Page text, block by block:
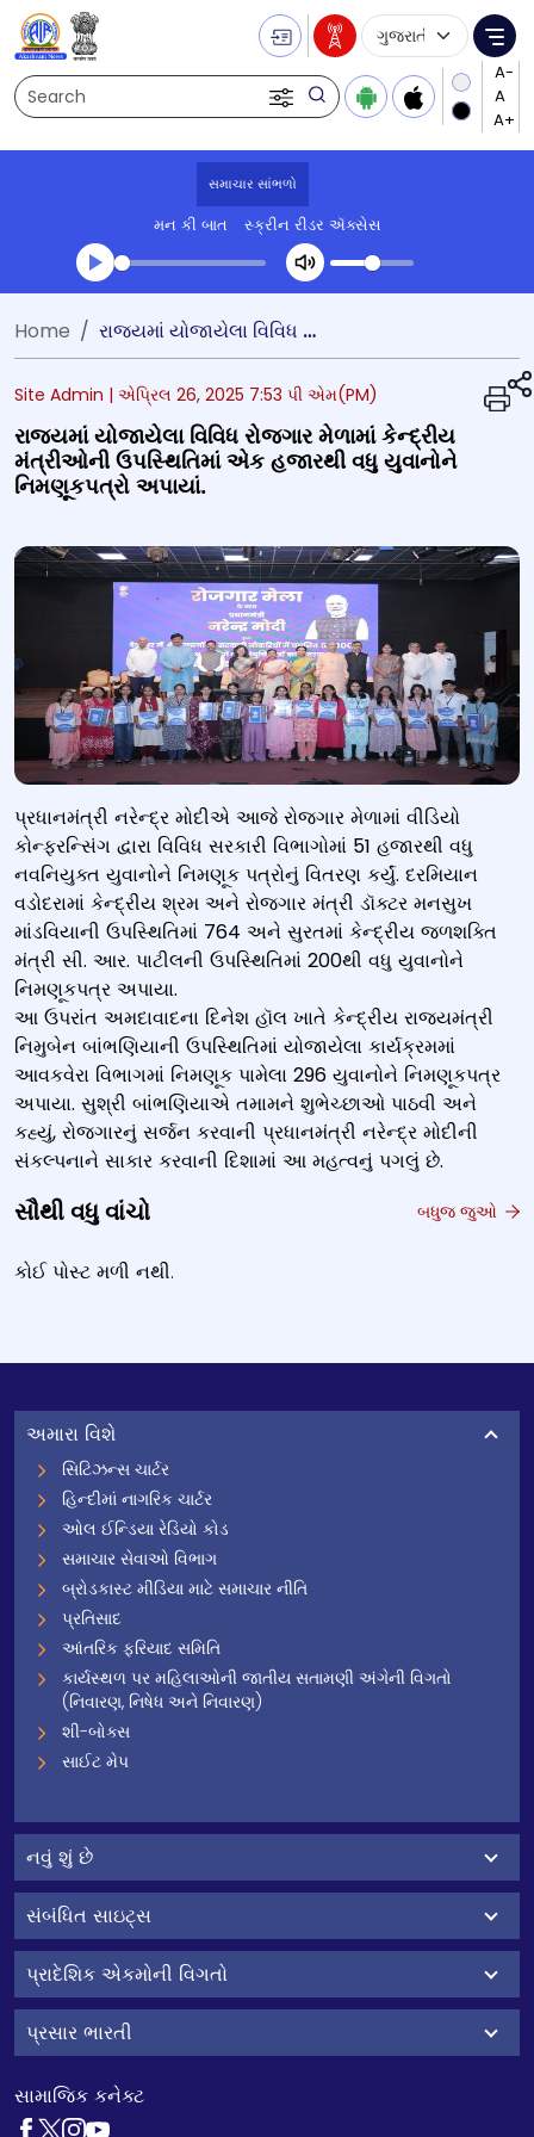
Search
Language
સમાચાર સાંભળો
મન કી બાત સ્ક્રીન રીડર ઍક્સેસ
Transcript summary
પ્લે ઓડિયો
Home રાજ્યમાં યોજાયેલા વિવિધ રોજગાર મેળામાં કેન્દ્રીય મંત્રીઓની ઉપસ્થિતિમાં એક હજારથી વધુ યુવાનોને નિમણૂકપત્રો અપાયાં.
Site Admin | એપ્રિલ 26, 2025 7:53 પી એમ(PM)
રાજ્યમાં યોજાયેલા વિવિધ રોજગાર મેળામાં કેન્દ્રીય
મંત્રીઓની ઉપસ્થિતિમાં એક હજારથી વધુ યુવાનોને
નિમણૂકપત્રો અપાયાં.
પ્રધાનમંત્રી નરેન્દ્ર મોદીએ આજે રોજગાર મેળામાં વીડિયો
કોન્ફરન્સિંગ દ્વારા વિવિધ સરકારી વિભાગોમાં 51 હજારથી વધુ
નવનિયુક્ત યુવાનોને નિમણૂક પત્રોનું વિતરણ કર્યું. દરમિયાન
વડોદરામાં કેન્દ્રીય શ્રમ અને રોજગાર મંત્રી ડૉક્ટર મનસુખ
માંડવિયાની ઉપસ્થિતિમાં 764 અને સુરતમાં કેન્દ્રીય જળશક્તિ
મંત્રી સી. આર. પાટીલની ઉપસ્થિતિમાં 200થી વધુ યુવાનોને
નિમણૂકપત્ર અપાયા.
આ ઉપરાંત અમદાવાદના દિનેશ હૉલ ખાતે કેન્દ્રીય રાજ્યમંત્રી
નિમુબેન બાંભણિયાની ઉપસ્થિતિમાં યોજાયેલા કાર્યક્રમમાં
આવકવેરા વિભાગમાં નિમણૂક પામેલા 296 યુવાનોને નિમણૂકપત્ર
અપાયા. સુશ્રી બાંભણિયાએ તમામને શુભેચ્છાઓ પાઠવી અને
કહ્યું, રોજગારનું સર્જન કરવાની પ્રધાનમંત્રી નરેન્દ્ર મોદીની
સંકલ્પનાને સાકાર કરવાની દિશામાં આ મહત્વનું પગલું છે.
સૌથી વધુ વાંચો બધુજ જુઓ
કોઈ પોસ્ટ મળી નથી.
અમારા વિશે
સિટિઝન્સ ચાર્ટર
હિન્દીમાં નાગરિક ચાર્ટર
ઓલ ઈન્ડિયા રેડિયો કોડ
સમાચાર સેવાઓ વિભાગ
બ્રોડકાસ્ટ મીડિયા માટે સમાચાર નીતિ
પ્રતિસાદ
આંતરિક ફરિયાદ સમિતિ
કાર્યસ્થળ પર મહિલાઓની જાતીય સતામણી અંગેની વિગતો
(નિવારણ, નિષેધ અને નિવારણ)
શી-બોક્સ
સાઈટ મેપ
નવું શું છે
સંબંધિત સાઇટ્સ
પ્રાદેશિક એકમોની વિગતો
પ્રસાર ભારતી
સામાજિક કનેક્ટ